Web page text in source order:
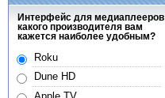
Интерфейс для медиаплееров
какого производителя вам
кажется наиболее удобным?
Roku
Dune HD